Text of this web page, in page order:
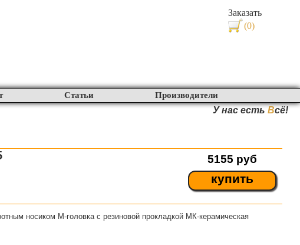
Заказать
(0)
Статьи Производители
У нас есть Всё!
5155 руб
купить
носиком M-головка с резиновой прокладкой МК-керамическая